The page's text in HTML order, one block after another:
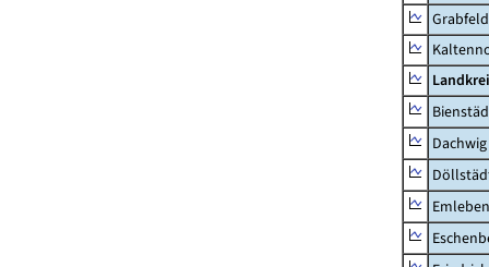
Grabfeld
Dachwig
Emleben